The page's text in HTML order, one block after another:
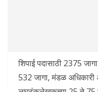
शिपाई पदासाठी 2375
532 जागा, मंडळ